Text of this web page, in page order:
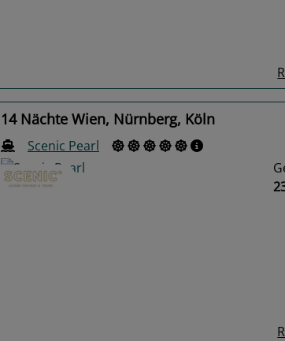
14 Nächte Wien, Nürnberg, Köln
Scenic Pearl